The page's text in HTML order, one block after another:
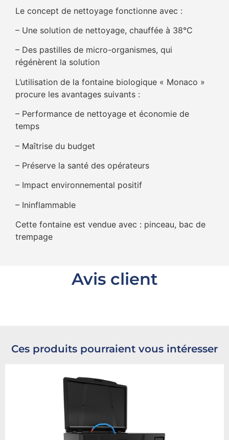
Le concept de nettoyage fonctionne avec :
– Une solution de nettoyage, chauffée à 38°C
– Des pastilles de micro-organismes, qui
régénèrent la solution
L’utilisation de la fontaine biologique « Monaco »
procure les avantages suivants :
– Performance de nettoyage et économie de
temps
– Maîtrise du budget
– Préserve la santé des opérateurs
– Impact environnemental positif
– Ininflammable
Cette fontaine est vendue avec : pinceau, bac de
trempage
Avis client
Ces produits pourraient vous intéresser